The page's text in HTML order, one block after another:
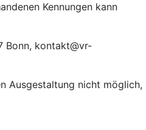
Kennungen kann
Bonn, kontakt@vr-
Ausgestaltung nicht möglich,